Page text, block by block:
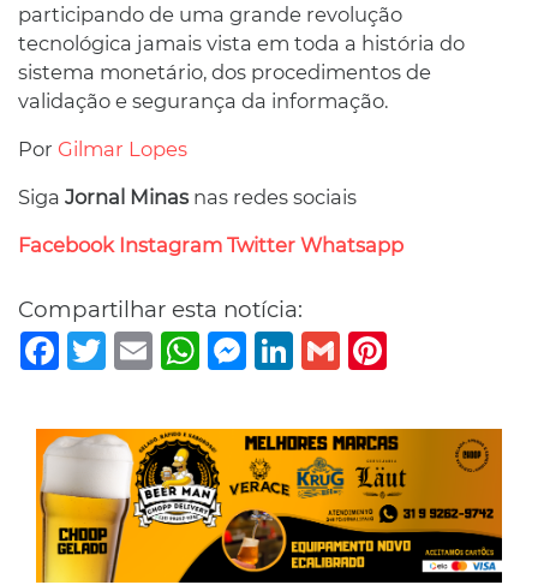
participando de uma grande revolução
tecnológica jamais vista em toda a história do
sistema monetário, dos procedimentos de
validação e segurança da informação.
Por Gilmar Lopes
Siga Jornal Minasnas redes sociais
Facebook Instagram Twitter Whatsapp
Compartilhar esta notícia:
Facebook
TwitterEmail WhatsAppMessenger
LinkedIn
Gmail